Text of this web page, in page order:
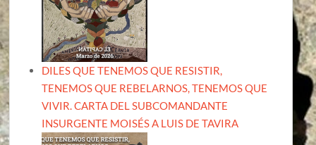
DILES QUE TENEMOS QUE RESISTIR,
TENEMOS QUE REBELARNOS, TENEMOS QUE
VIVIR. CARTA DEL SUBCOMANDANTE
INSURGENTE MOISÉS A LUIS DE TAVIRA